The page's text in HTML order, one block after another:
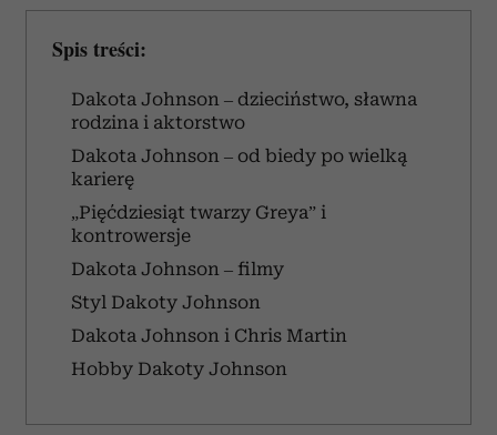
Spis treści:
Dakota Johnson – dzieciństwo, sławna
rodzina i aktorstwo
Dakota Johnson – od biedy po wielką
karierę
„Pięćdziesiąt twarzy Greya” i
kontrowersje
Dakota Johnson – filmy
Styl Dakoty Johnson
Dakota Johnson i Chris Martin
Hobby Dakoty Johnson